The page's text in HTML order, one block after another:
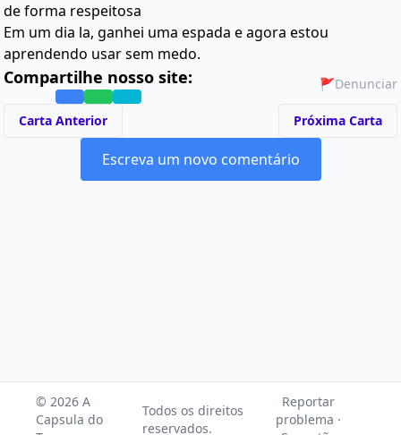
de forma respeitosa
Em um dia la, ganhei uma espada e agora estou
aprendendo usar sem medo.
Compartilhe nosso site: 🚩Denunciar
Carta Anterior Próxima Carta
Escreva um novo comentário
© 2026 A
Capsula do
Todos os direitos
reservados.
Reportar
problema ·